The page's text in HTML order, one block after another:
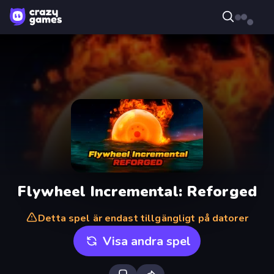
Flywheel Incremental: Reforged
Detta spel är endast tillgängligt på datorer
Visa andra spel